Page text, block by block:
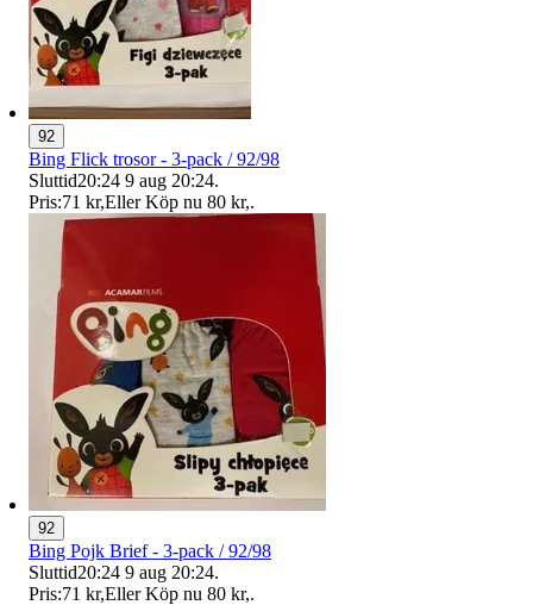
92
Bing Flick trosor - 3-pack / 92/98
Sluttid20:24 9 aug 20:24.
Pris:71 kr,Eller Köp nu 80 kr,.
92
Bing Pojk Brief - 3-pack / 92/98
Sluttid20:24 9 aug 20:24.
Pris:71 kr,Eller Köp nu 80 kr,.